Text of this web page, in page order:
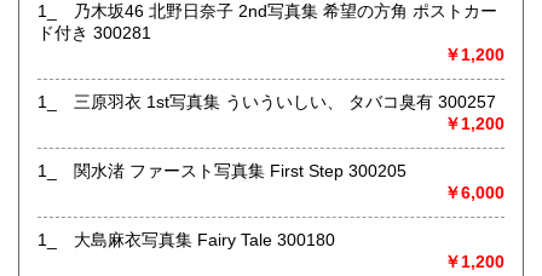
取り扱い分野
古書一般（その他）
1_ 乃木坂46 北野日奈子 2nd写真集 希望の方角 ポストカー
ド付き 300281
￥1,200
1_ 三原羽衣 1st写真集 ういういしい、 タバコ臭有 300257
￥1,200
1_ 関水渚 ファースト写真集 First Step 300205
￥6,000
1_ 大島麻衣写真集 Fairy Tale 300180
￥1,200